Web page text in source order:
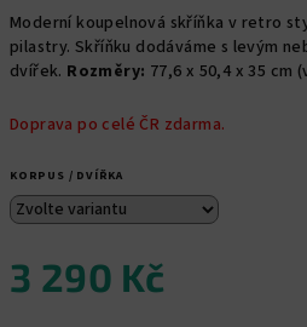
Moderní koupelnová skříňka v retro
pilastry. Skříňku dodáváme s levým
dvířek. Rozměry: 77,6 x 50,4 x 35 cm
Doprava po celé ČR zdarma.
KORPUS / DVÍŘKA
3 290 Kč